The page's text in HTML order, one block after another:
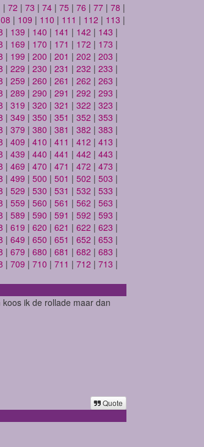
| 72 | 73 | 74 | 75 | 76 | 77 | 78 |
| 109 | 110 | 111 | 112 | 113 |
| 139 | 140 | 141 | 142 | 143 |
| 169 | 170 | 171 | 172 | 173 |
| 199 | 200 | 201 | 202 | 203 |
| 229 | 230 | 231 | 232 | 233 |
| 259 | 260 | 261 | 262 | 263 |
| 289 | 290 | 291 | 292 | 293 |
| 319 | 320 | 321 | 322 | 323 |
| 349 | 350 | 351 | 352 | 353 |
| 379 | 380 | 381 | 382 | 383 |
| 409 | 410 | 411 | 412 | 413 |
| 439 | 440 | 441 | 442 | 443 |
| 469 | 470 | 471 | 472 | 473 |
| 499 | 500 | 501 | 502 | 503 |
| 529 | 530 | 531 | 532 | 533 |
| 559 | 560 | 561 | 562 | 563 |
| 589 | 590 | 591 | 592 | 593 |
| 619 | 620 | 621 | 622 | 623 |
| 649 | 650 | 651 | 652 | 653 |
| 679 | 680 | 681 | 682 | 683 |
| 709 | 710 | 711 | 712 | 713 |
ik de rollade maar dan
Quote